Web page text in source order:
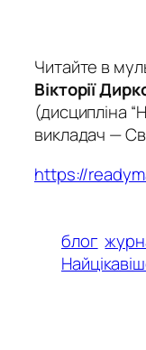
Читайте в
Вікторії
(дисципліна
викладач —
https://
блог